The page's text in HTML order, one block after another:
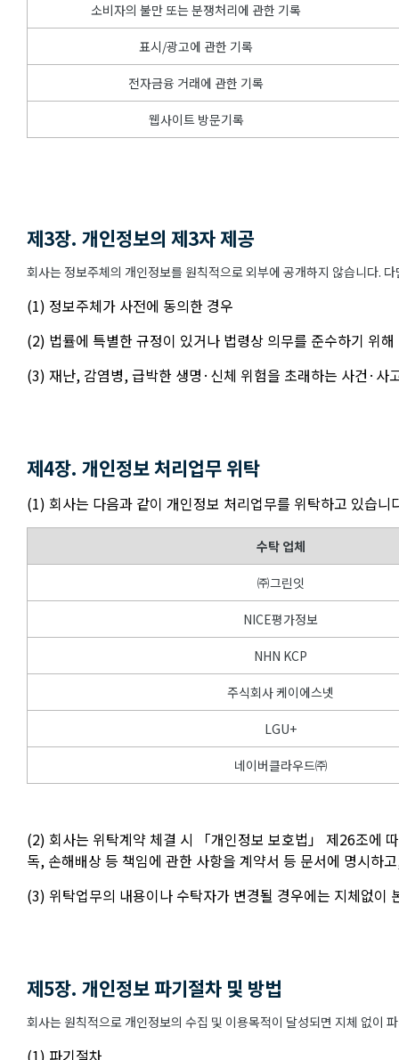
소비자의 불만 또는 분쟁처리에 관한 기록
표시/광고에 관한 기록
전자금융 거래에 관한 기록
웹사이트 방문기록
제3장. 개인정보의 제3자 제공
회사는 정보주체의 개인정보를 원칙적으로 외부에 공개하지 않습니다.
(1) 정보주체가 사전에 동의한 경우
(2) 법률에 특별한 규정이 있거나 법령상 의무를 준수하기 위
(3) 재난, 감염병, 급박한 생명·신체 위험을 초래하는 사건·사
제4장. 개인정보 처리업무 위탁
(1) 회사는 다음과 같이 개인정보 처리업무를 위탁하고 있습니
수탁 업체
㈜그린잇
NICE평가정보
NHN KCP
주식회사 케이에스넷
LGU+
네이버클라우드㈜
(2) 회사는 위탁계약 체결 시 「개인정보 보호법」 제26조에
독, 손해배상 등 책임에 관한 사항을 계약서 등 문서에 명시하
(3) 위탁업무의 내용이나 수탁자가 변경될 경우에는 지체없이
제5장. 개인정보 파기절차 및 방법
회사는 원칙적으로 개인정보의 수집 및 이용목적이 달성되면 지체 없이
(1) 파기절차